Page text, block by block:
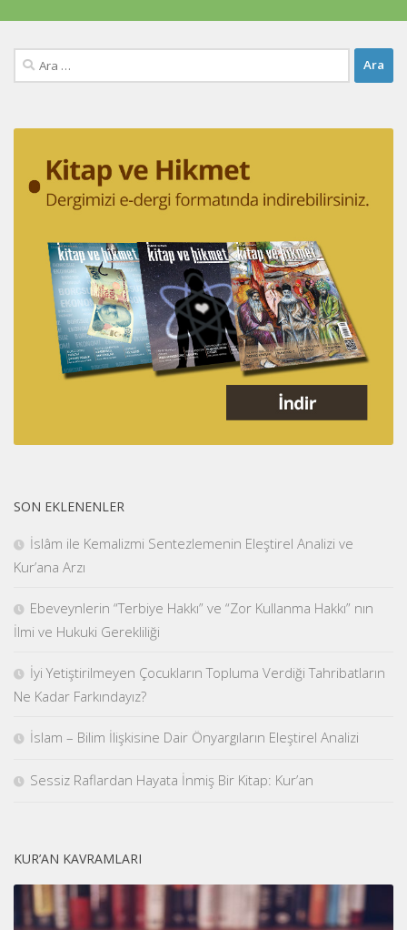
Arama:
SON EKLENENLER
İslâm ile Kemalizmi Sentezlemenin Eleştirel Analizi ve
Kur’ana Arzı
Ebeveynlerin “Terbiye Hakkı” ve “Zor Kullanma Hakkı” nın
İlmi ve Hukuki Gerekliliği
İyi Yetiştirilmeyen Çocukların Topluma Verdiği Tahribatların
Ne Kadar Farkındayız?
İslam – Bilim İlişkisine Dair Önyargıların Eleştirel Analizi
Sessiz Raflardan Hayata İnmiş Bir Kitap: Kur’an
KUR’AN KAVRAMLARI